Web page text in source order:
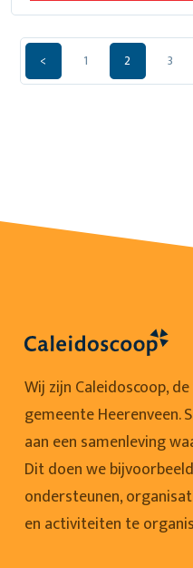
< 1 2 3
Wij zijn Caleidoscoop,
gemeente Heerenveen.
aan een samenleving
Dit doen we
ondersteunen,
en activiteiten te